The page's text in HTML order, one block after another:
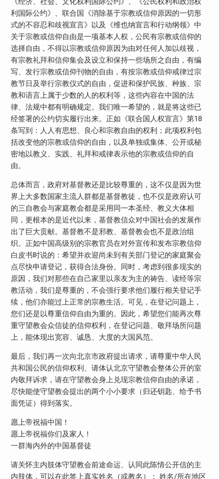
利国际公约》、联合国《消除基于宗教或信仰原因的一切形
式的不容忍和歧视宣言》以及《维也纳宣言和行动纲领》中
关于宗教或信仰自由是一项基本人权，公民有宗教或信仰的
选择自由，不得以宗教或信仰原因为由对任何人加以歧视，
有宗教礼拜和信仰集会及设立和保持一些场所之自由，有编
写、发行宗教或信仰刊物的自由，有按宗教或信仰戒律过宗
教节日及举行宗教仪式的自由，促进和保护民族、种族、宗
教和语言上属于少数的人的权利等，这些内容在中国的法
律、法规中都有明确规定。我们唯一希望的，就是将这些已
经签署的公约切实履行出来。正如《联合国人权宣言》第18
条写到：人人有思想、良心和宗教自由的权利；此项权利包
括改变他的宗教或信仰的自由，以及单独或集体、公开或秘
密地以教义、实践、礼拜和戒律表示他的宗教或信仰的自
由。
总体而言，政府对基督教还是比较尊重的，这不仅是因为世
界上大多数国家主流人群都是基督教徒，也不仅是政府认可
的三自教会与家庭教会都是采用同一本圣经、教义大体相
同，更根本的是近代以来，基督教信众对中国社会的发展作
出了巨大贡献。基督教不是邪教、基督教会也不是政治组
织。正如中国高级别的宗教官员在对外宣传和发布宗教信仰
白皮书时说的：希望并欢迎尚未到有关部门登记的家庭聚会
点尽快申请登记，获得合法身份。同时，考虑到很多现实的
原因，我们对那些在自己家里以亲友为主的祷告、读经等宗
教活动，我们是尊重的，不会强行要求他们履行相关登记手
续，他们亦能过上正常的宗教生活。可见，在登记问题上，
您们还是以尊重信仰自由为重的。因此，希望您们能再次尊
重守望教会众信徒的信仰权利，在登记问题、敬拜场所问题
上，能体现出宽容、诚恳、大度的大国风范。
最后，我们再一次向北京市政府提出请求，请尊重中华人民
共和国公民的信仰权利、请体认北京守望教会整体公开的室
内敬拜诉求，请在守望教会身上兑现宗教信仰自由的承诺，
尽快能使守望教会提出的两个小小要求（归还钥匙、给予书
面凭证）得到落实。
愿上帝祝福中国！
愿上帝祝福你们及家人！
一群海内外的中国基督徒
请关怀主内肢体守望教会前途命运、认同此陈情公开信的主
内肢体，可以在此签上真实姓名（或教名）： 姓名/所在地区